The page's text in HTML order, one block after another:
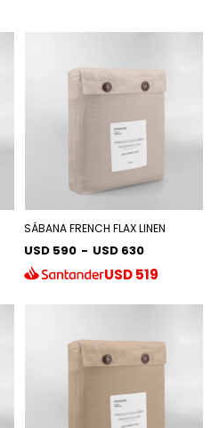
SÁBANA FRENCH FLAX LINEN
USD 590 - USD 630
USD519